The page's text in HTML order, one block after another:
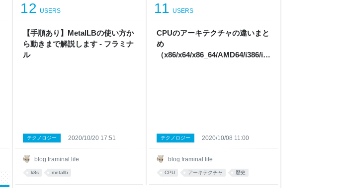
【手順あり】MetalLBの使い方か
ら動きまで解説します - フラミナ
ル
12 USERS
blog.framinal.life
テクノロジー 2020/10/20 17:51
k8s metallb
CPUのアーキテクチャの違いまと
め
（x86/x64/x86_64/AMD64/i386/i6
11 USERS
blog.framinal.life
テクノロジー 2020/10/08 11:00
CPU アーキテクチャ 歴史